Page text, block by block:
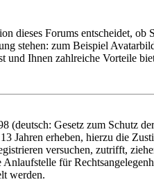
Forums entscheidet, ob
stehen: zum Beispiel
und Ihnen zahlreiche Vorteile
(deutsch: Gesetz zum Schutz
Jahren erheben, hierzu die
versuchen, zutrifft,
für
werden.